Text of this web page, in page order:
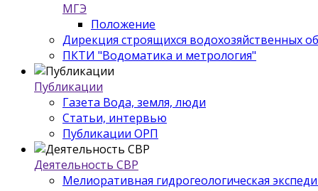
МГЭ
Положение
Дирекция строящихся водохозяйственных
ПКТИ "Водоматика и метрология"
Публикации
Газета Вода, земля, люди
Статьи, интервью
Публикации ОРП
Деятельность СВР
Мелиоративная гидрогеологическая